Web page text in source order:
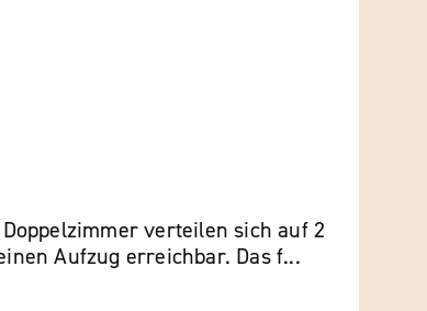
verteilen sich auf 2
Aufzug erreichbar. Das f...